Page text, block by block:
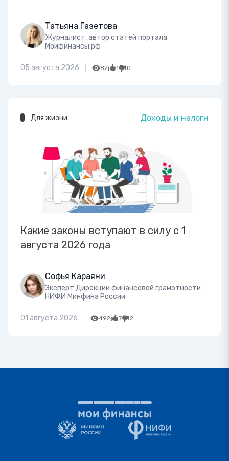
Татьяна Газетова
Журналист, автор статей портала
Моифинансы.рф
05 августа 2026 82 1 0
Для жизни Доходы и налоги
Какие законы вступают в силу с 1
августа 2026 года
Софья Караяни
Эксперт Дирекции финансовой грамотности
НИФИ Минфина России
01 августа 2026 492 7 2